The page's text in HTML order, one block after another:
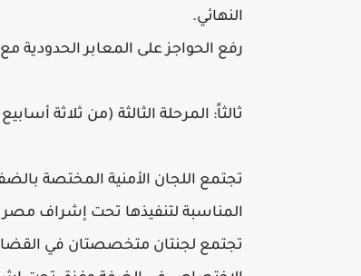
النهائي.
رفع الحواجز على المعابر الحدودية
ثالثاً: المرحلة الثالثة (من ثلاثة
تجتمع اللجان الأمنية المختصة
المناسبة لتنفيذها تحت إشراف
تجتمع لجنتان متخصصتان في